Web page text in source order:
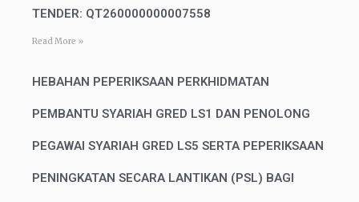
TENDER: QT260000000007558
Read More »
HEBAHAN PEPERIKSAAN PERKHIDMATAN
PEMBANTU SYARIAH GRED LS1 DAN PENOLONG
PEGAWAI SYARIAH GRED LS5 SERTA PEPERIKSAAN
PENINGKATAN SECARA LANTIKAN (PSL) BAGI